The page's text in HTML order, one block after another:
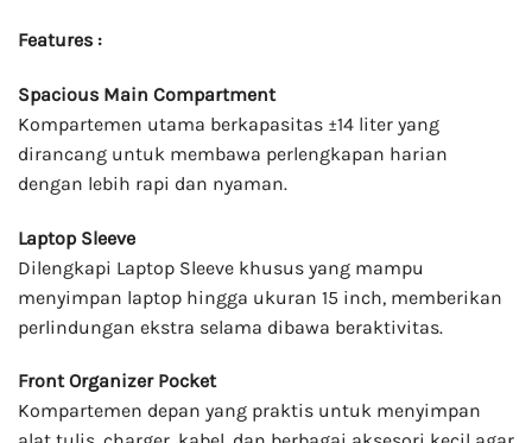
Features :
Spacious Main Compartment
Kompartemen utama berkapasitas ±14 liter yang
dirancang untuk membawa perlengkapan harian
dengan lebih rapi dan nyaman.
Laptop Sleeve
Dilengkapi Laptop Sleeve khusus yang mampu
menyimpan laptop hingga ukuran 15 inch, memberikan
perlindungan ekstra selama dibawa beraktivitas.
Front Organizer Pocket
Kompartemen depan yang praktis untuk menyimpan